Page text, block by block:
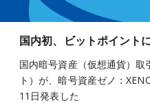
国内初、ビットポイント
国内暗号資産（仮想通貨）
ト）が、暗号資産ゼノ：
11日発表した